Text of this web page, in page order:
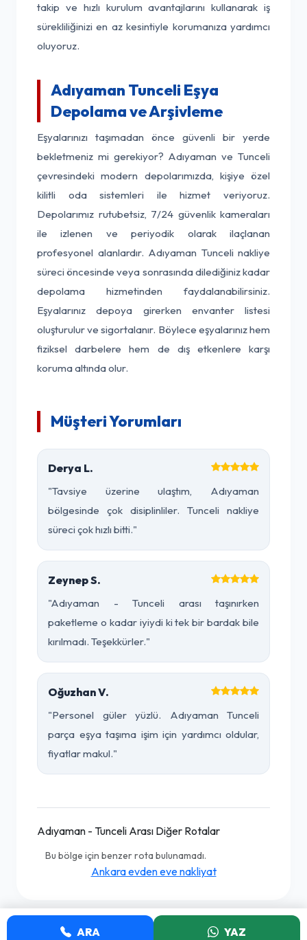
takip ve hızlı kurulum avantajlarını kullanarak iş
sürekliliğinizi en az kesintiyle korumanıza yardımcı
oluyoruz.
Adıyaman Tunceli Eşya
Depolama ve Arşivleme
Eşyalarınızı taşımadan önce güvenli bir yerde
bekletmeniz mi gerekiyor? Adıyaman ve Tunceli
çevresindeki modern depolarımızda, kişiye özel
kilitli oda sistemleri ile hizmet veriyoruz.
Depolarımız rutubetsiz, 7/24 güvenlik kameraları
ile izlenen ve periyodik olarak ilaçlanan
profesyonel alanlardır. Adıyaman Tunceli nakliye
süreci öncesinde veya sonrasında dilediğiniz kadar
depolama hizmetinden faydalanabilirsiniz.
Eşyalarınız depoya girerken envanter listesi
oluşturulur ve sigortalanır. Böylece eşyalarınız hem
fiziksel darbelere hem de dış etkenlere karşı
koruma altında olur.
Müşteri Yorumları
Derya L.
"Tavsiye üzerine ulaştım, Adıyaman
bölgesinde çok disiplinliler. Tunceli nakliye
süreci çok hızlı bitti."
Zeynep S.
"Adıyaman - Tunceli arası taşınırken
paketleme o kadar iyiydi ki tek bir bardak bile
kırılmadı. Teşekkürler."
Oğuzhan V.
"Personel güler yüzlü. Adıyaman Tunceli
parça eşya taşıma işim için yardımcı oldular,
fiyatlar makul."
Adıyaman - Tunceli Arası Diğer Rotalar
Bu bölge için benzer rota bulunamadı.
Ankara evden eve nakliyat
ARA YAZ